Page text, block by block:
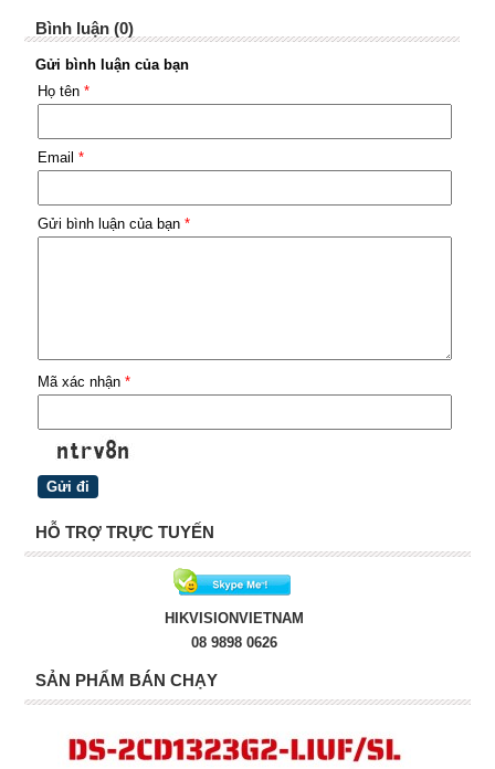
Bình luận (0)
Gửi bình luận của bạn
Họ tên *
Email *
Gửi bình luận của bạn *
Mã xác nhận *
HỖ TRỢ TRỰC TUYẾN
HIKVISIONVIETNAM
08 9898 0626
SẢN PHẨM BÁN CHẠY